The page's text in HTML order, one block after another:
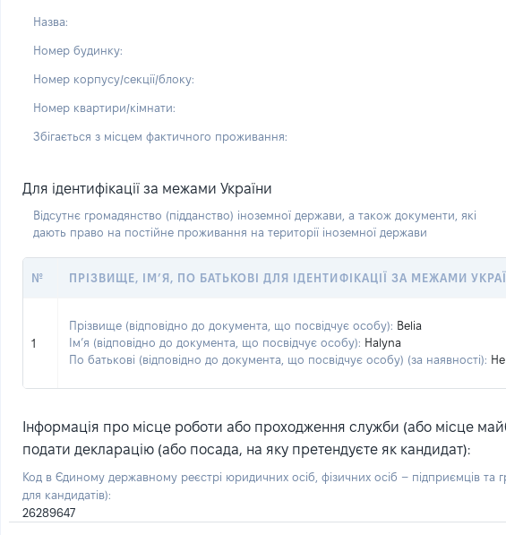
Назва:
Номер будинку:
Номер корпусу/секції/блоку:
Номер квартири/кімнати:
Збігається з місцем фактичного проживання:
Для ідентифікації за межами України
Відсутнє громадянство (підданство) іноземної держави, а також документи, які
дають право на постійне проживання на території іноземної держави
№ ПРІЗВИЩЕ, ІМ’Я, ПО БАТЬКОВІ ДЛЯ ІДЕНТИФІКАЦІЇ ЗА МЕЖАМИ
1
Прізвище (відповідно до документа, що посвідчує особу): Belia
Ім’я (відповідно до документа, що посвідчує особу): Halyna
По батькові (відповідно до документа, що посвідчує особу) (за наявності):
Інформація про місце роботи або проходження служби (або місце
подати декларацію (або посада, на яку претендуєте як кандидат):
Код в Єдиному державному реєстрі юридичних осіб, фізичних осіб – підприємців
для кандидатів):
26289647